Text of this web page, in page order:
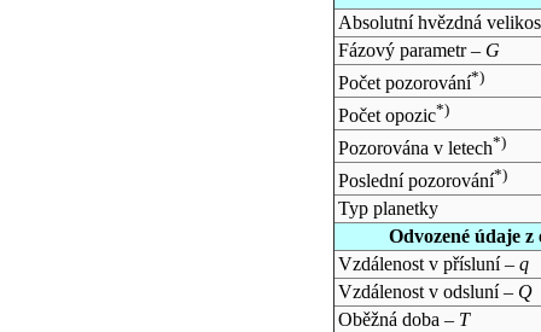
Absolutní hvězdná
Fázový parametr – G
Počet pozorování*)
Počet opozic*)
Pozorována v letech*)
Poslední pozorování*)
Typ planetky
Odvozené údaje
Vzdálenost v přísluní – q
Vzdálenost v odsluní – Q
Oběžná doba – T